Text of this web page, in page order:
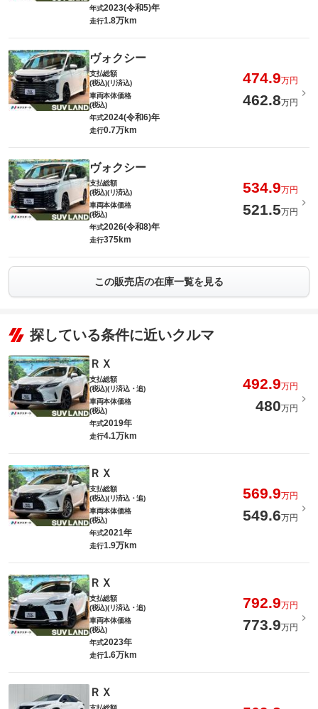
年式2023(令和5)年
走行1.8万km
ヴォクシー
支払総額
(税込)(リ済込)
474.9万円
車両本体価格
(税込)
462.8万円
年式2024(令和6)年
走行0.7万km
ヴォクシー
支払総額
(税込)(リ済込)
534.9万円
車両本体価格
(税込)
521.5万円
年式2026(令和8)年
走行375km
この販売店の在庫一覧を見る
探している条件に近いクルマ
ＲＸ
支払総額
(税込)(リ済込・追)
492.9万円
車両本体価格
(税込)
480万円
年式2019年
走行4.1万km
ＲＸ
支払総額
(税込)(リ済込・追)
569.9万円
車両本体価格
(税込)
549.6万円
年式2021年
走行1.9万km
ＲＸ
支払総額
(税込)(リ済込・追)
792.9万円
車両本体価格
(税込)
773.9万円
年式2023年
走行1.6万km
ＲＸ